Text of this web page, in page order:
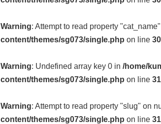
Warning: Attempt to read property
content/themes/sg073/single.php on line 30
Warning: Undefined array key 0 in /home/
content/themes/sg073/single.php on line 31
Warning: Attempt to read property "slug" on
content/themes/sg073/single.php on line 31